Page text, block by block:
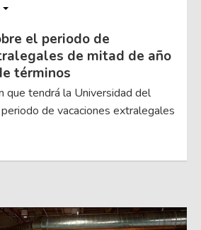
el periodo de
de mitad de año
términos
que tendrá la Universidad del
de vacaciones extralegales